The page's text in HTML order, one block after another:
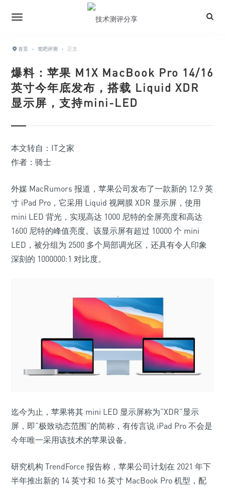
首页 › 笔吧评测 › 正文
爆料：苹果 M1X MacBook Pro 14/16
英寸今年底发布，搭载 Liquid XDR
显示屏，支持mini-LED
本文转自：IT之家
作者：骑士
外媒 MacRumors 报道，苹果公司发布了一款新的 12.9 英
寸 iPad Pro，它采用 Liquid 视网膜 XDR 显示屏，使用
mini LED 背光，实现高达 1000 尼特的全屏亮度和高达
1600 尼特的峰值亮度。该显示屏有超过 10000 个 mini
LED，被分组为 2500 多个局部调光区，还具有令人印象
深刻的 1000000:1 对比度。
迄今为止，苹果将其 mini LED 显示屏称为“XDR”显示
屏，即“极致动态范围”的简称，有传言说 iPad Pro 不会是
今年唯一采用该技术的苹果设备。
研究机构 TrendForce 报告称，苹果公司计划在 2021 年下
半年推出新的 14 英寸和 16 英寸 MacBook Pro 机型，配